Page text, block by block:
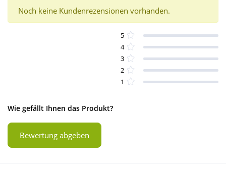
Noch keine Kundenrezensionen vorhanden.
5
4
3
2
1
Wie gefällt Ihnen das Produkt?
Bewertung abgeben